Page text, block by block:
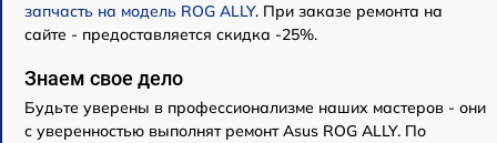
запчасть на модель ROG ALLY. При заказе ремонта на
сайте - предоставляется скидка -25%.
Знаем свое дело
Будьте уверены в профессионализме наших мастеров - они
с уверенностью выполнят ремонт Asus ROG ALLY. По